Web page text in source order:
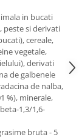
in bucati
peste si derivati
cereale,
vegetale,
derivati
de galbenele
de nalba,
%), minerale,
1,3/1,6-
bruta - 5